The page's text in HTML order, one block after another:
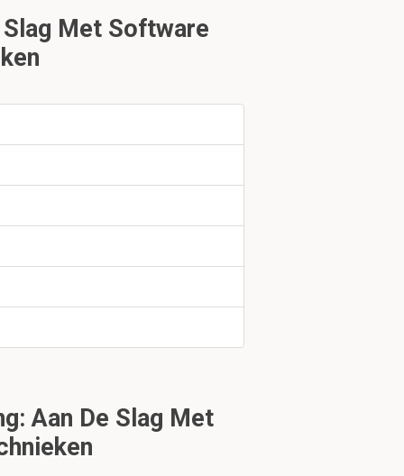
2
worden,
Slag Met Software
Aan De Slag Met